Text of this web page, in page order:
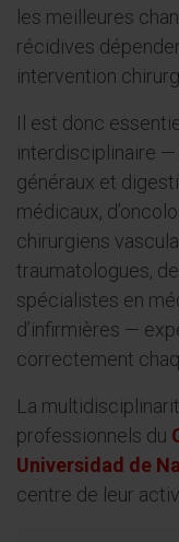
les meilleures
récidives
intervention
Il est donc
interdisciplinaire
généraux et
médicaux,
chirurgiens
traumatologues,
spécialistes en
d’infirmières —
correctement
La
professionnels du
Universidad de
centre de leur